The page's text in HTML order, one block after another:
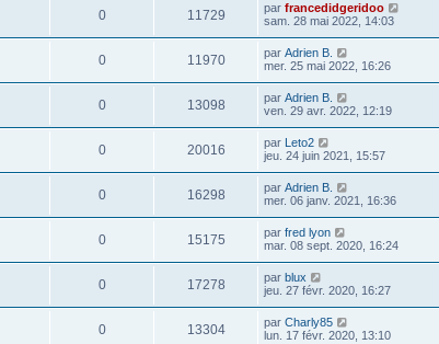
0 11729 par francedidgeridoo
sam. 28 mai 2022, 14:03
0 11970 par Adrien B.
mer. 25 mai 2022, 16:26
0 13098 par Adrien B.
ven. 29 avr. 2022, 12:19
0 20016 par
Leto2
jeu. 24 juin 2021, 15:57
0 16298 par Adrien B.
mer. 06 janv. 2021, 16:36
0 15175 par fred lyon
mar. 08 sept. 2020, 16:24
0 17278 par blux
jeu. 27 févr. 2020, 16:27
0 13304 par Charly85
lun. 17 févr. 2020, 13:10